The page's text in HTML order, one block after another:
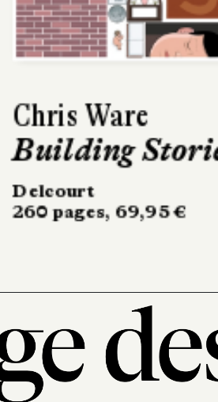
Barroux,
Alpha
Gallimard
128 pages, 20,90 €